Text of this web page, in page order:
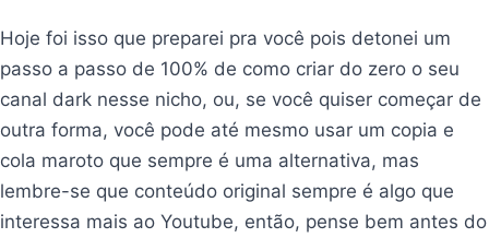
Hoje foi isso que preparei pra você pois detonei um
passo a passo de 100% de como criar do zero o seu
canal dark nesse nicho, ou, se você quiser começar de
outra forma, você pode até mesmo usar um copia e
cola maroto que sempre é uma alternativa, mas
lembre-se que conteúdo original sempre é algo que
interessa mais ao Youtube, então, pense bem antes do